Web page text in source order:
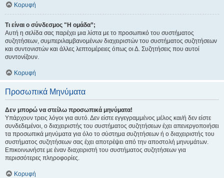
Κορυφή
Τι είναι ο σύνδεσμος "Η ομάδα”;
Αυτή η σελίδα σας παρέχει μια λίστα με το προσωπικό του συστήματος
συζητήσεων, συμπεριλαμβανομένων διαχειριστών του συστήματος συζητήσεων
και συντονιστών και άλλες λεπτομέρειες όπως οι Δ. Συζητήσεις που αυτοί
συντονίζουν.
Κορυφή
Προσωπικά Μηνύματα
Δεν μπορώ να στείλω προσωπικά μηνύματα!
Υπάρχουν τρεις λόγοι για αυτό. Δεν είστε εγγεγραμμένος μέλος και/ή δεν είστε
συνδεδεμένοι, ο διαχειριστής του συστήματος συζητήσεων έχει απενεργοποιήσει
τα προσωπικά μηνύματα για όλο το σύστημα συζητήσεων ή ο διαχειριστής του
συστήματος συζητήσεων σας έχει αποτρέψει από την αποστολή μηνυμάτων.
Επικοινωνήστε με έναν διαχειριστή του συστήματος συζητήσεων για
περισσότερες πληροφορίες.
Κορυφή